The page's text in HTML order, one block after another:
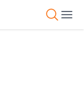
Open